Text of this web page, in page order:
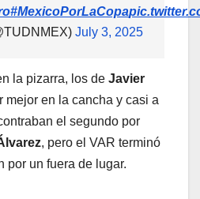
#MexicoPorLaCopa
July 3, 2025
la pizarra, los de Javier
mejor en la cancha y casi a
el segundo por
, pero el VAR terminó
por un fuera de lugar.